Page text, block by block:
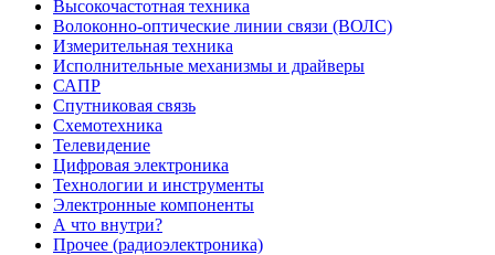
Высокочастотная техника
Волоконно-оптические линии связи (ВОЛС)
Измерительная техника
Исполнительные механизмы и драйверы
САПР
Спутниковая связь
Схемотехника
Телевидение
Цифровая электроника
Технологии и инструменты
Электронные компоненты
А что внутри?
Прочее (радиоэлектроника)